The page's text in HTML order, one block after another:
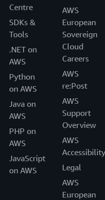
Centre
SDKs &
Tools
.NET on
AWS
Python
on AWS
Java on
AWS
PHP on
AWS
JavaScript
on AWS
AWS
European
Sovereign
Cloud
Careers
AWS
re:Post
AWS
Support
Overview
AWS
Accessibility
Legal
AWS
European